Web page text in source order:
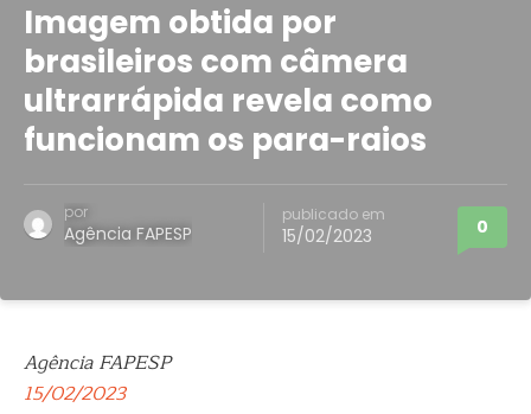
Imagem obtida por
brasileiros com câmera
ultrarrápida revela como
funcionam os para-raios
por
Agência FAPESP
publicado em
15/02/2023 0
Agência FAPESP
15/02/2023